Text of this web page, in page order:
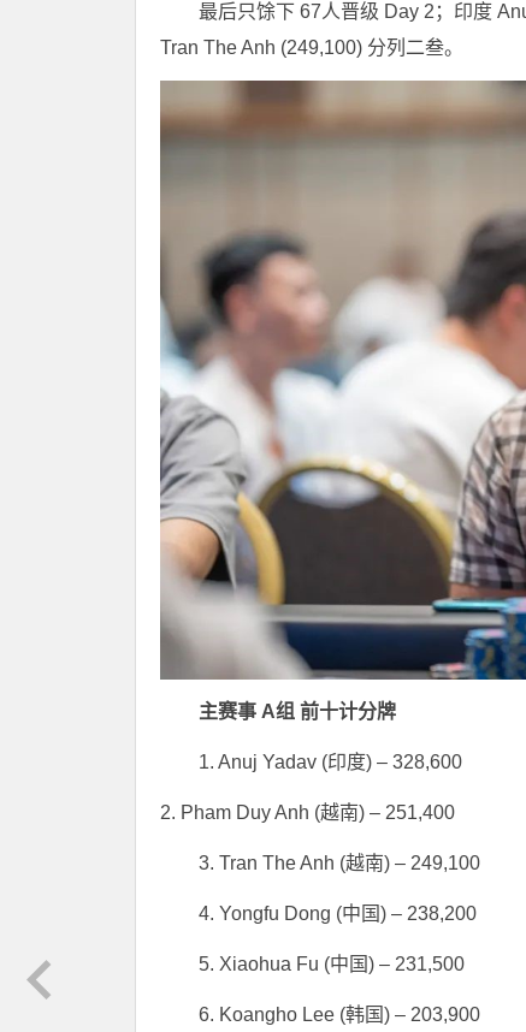
最后只馀下 67人晋级 Day 2；印度
Tran The Anh (249,100) 分列二叁。
主赛事 A组 前十计分牌
1. Anuj Yadav (印度) – 328,600
2. Pham Duy Anh (越南) – 251,400
3. Tran The Anh (越南) – 249,100
4. Yongfu Dong (中国) – 238,200
5. Xiaohua Fu (中国) – 231,500
6. Koangho Lee (韩国) – 203,900